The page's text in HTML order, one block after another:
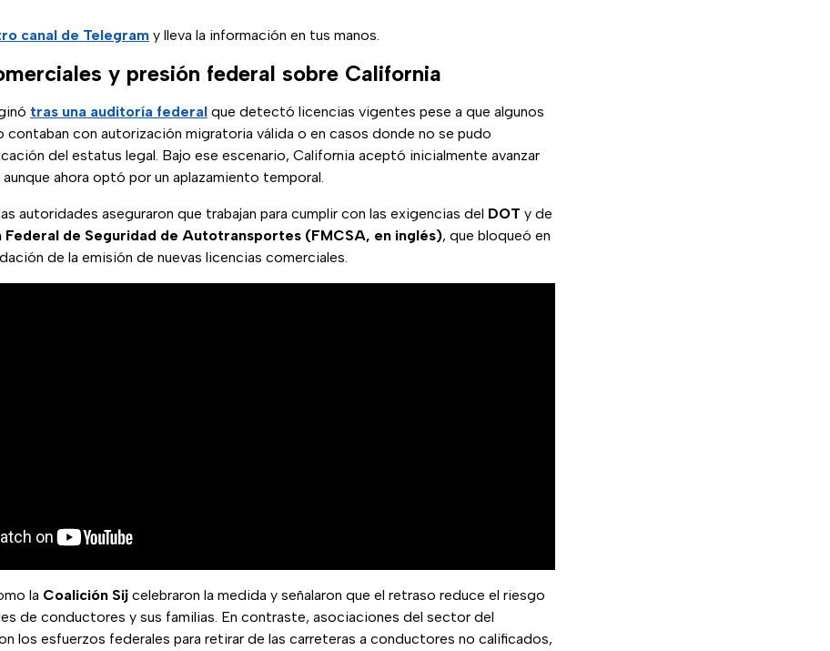
canal de Telegram y lleva la información en tus manos.
y presión federal sobre California
tras una auditoría federal que detectó licencias vigentes pese a que algunos
contaban con autorización migratoria válida o en casos donde no se pudo
del estatus legal. Bajo ese escenario, California aceptó inicialmente avanzar
ahora optó por un aplazamiento temporal.
autoridades aseguraron que trabajan para cumplir con las exigencias del DOT y de
de Seguridad de Autotransportes (FMCSA, en inglés), que bloqueó en
de la emisión de nuevas licencias comerciales.
la Coalición Sij celebraron la medida y señalaron que el retraso reduce el riesgo
de conductores y sus familias. En contraste, asociaciones del sector del
los esfuerzos federales para retirar de las carreteras a conductores no calificados,